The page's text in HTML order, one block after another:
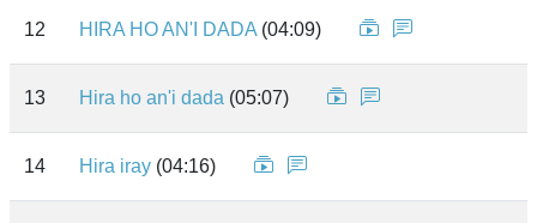
12 HIRA HO AN'I DADA(04:09)
13 Hira ho an'i dada (05:07)
14 Hira iray (04:16)